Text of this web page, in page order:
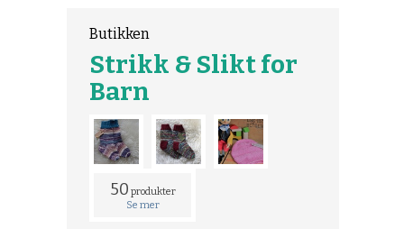
Butikken
Strikk & Slikt for
Barn
50 produkter
Se mer